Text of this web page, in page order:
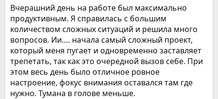
Вчерашний день на работе был максимально
продуктивным. Я справилась с большим
количеством сложных ситуаций и решила много
вопросов. Ии…. начала самый сложный проект,
который меня пугает и одновременно заставляет
трепетать, так как это очередной вызов себе. При
этом весь день было отличное ровное
настроение, фокус внимания оставался там где
нужно. Тумана в голове меньше.